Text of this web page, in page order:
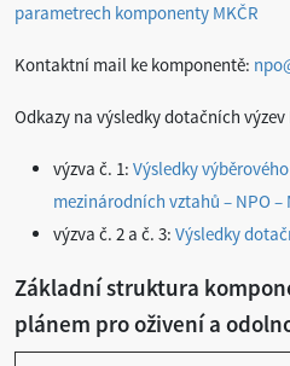
parametrech komponenty MKČR
Kontaktní mail ke komponentě:
Odkazy na výsledky dotačních výzev
výzva č. 1: Výsledky
mezinárodních vztahů – NPO
výzva č. 2 a č. 3: Výsledky
Základní struktura
plánem pro oživení a